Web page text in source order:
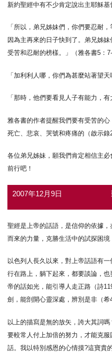
新約聖經中有不少肯定說出主耶穌基
「所以，弟兄姊妹們，你們要忍耐
因為主再來的日子快到了。弟兄姊
受苦和忍耐的榜樣。」（雅各書5：
「加利利人哪，你們為甚麼站著望
「那時，他們要看見人子有能力，
雅各書的作者提醒我們要有受苦的
死亡、悲哀、哭號和疼痛的（啟示錄
各位弟兄姊妹，願我們肯定相信主
前行吧！
2007年12月9日
聖經是上帝的話語，是信仰的依據
而來的力量，克勝生活中的試探困境
以色列人長久以來，對上帝話語有
行在路上，躺下起來，都要談論，
帝的話如光，能引導人走正路（詩
劍，能剖開心靈深處，辨別是非（
以上的描寫是無的放矢，誇大其詞
要較常人付上加倍的努力，才能克
話。我以特別感恩的心情摸?這寶貴